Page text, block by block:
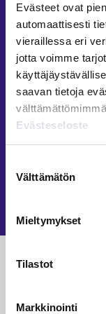
Evästeet ovat
automaattisesti
vieraillessa eri
jotta voimme
saavan tietoja
Evästeseloste
valinta
Välttämätön
Mieltymykset
Tilastot
Markkinointi
Saila Vartia
Luetuimmat